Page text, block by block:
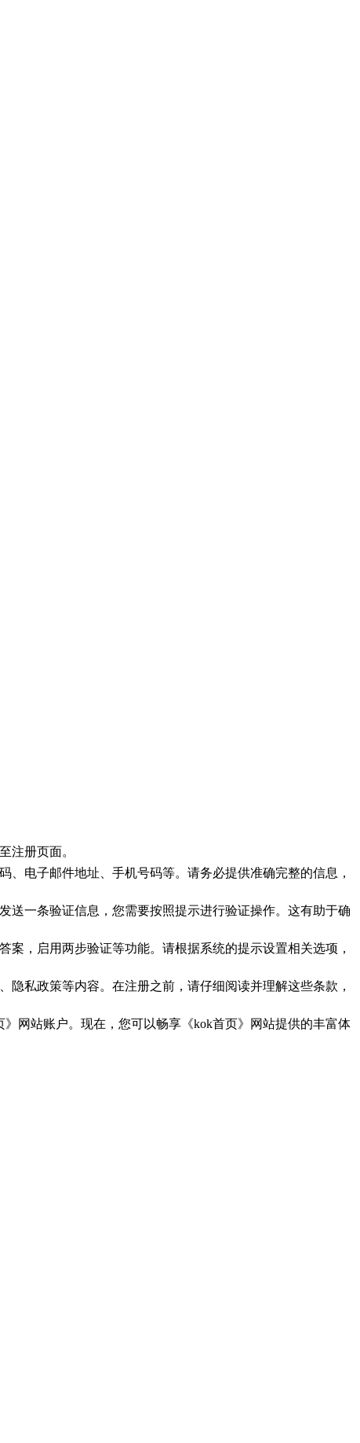
注册页面。
电子邮件地址、手机号码等。请务必提供准确完整的信息，
送一条验证信息，您需要按照提示进行验证操作。这有助于确
，启用两步验证等功能。请根据系统的提示设置相关选项，
私政策等内容。在注册之前，请仔细阅读并理解这些条款，
网站账户。现在，您可以畅享《kok首页》网站提供的丰富体